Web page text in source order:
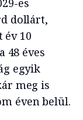
es
dollárt,
év 10
48 éves
egyik
meg is
éven belül.